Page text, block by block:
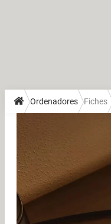
Ordenadores Fiches